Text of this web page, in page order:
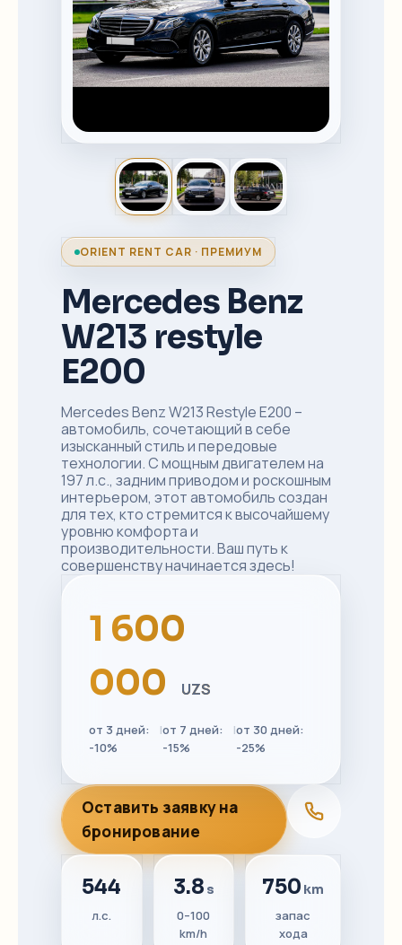
ORIENT RENT CAR · ПРЕМИУМ
Mercedes Benz
W213 restyle
E200
Mercedes Benz W213 RestyleE200 –
автомобиль, сочетающий в себе
изысканный стиль и передовые
технологии. С мощным двигателем на
197 л.с., задним приводом и роскошным
интерьером, этот автомобиль создан
для тех, кто стремится к высочайшему
уровню комфорта и
производительности. Ваш путь к
совершенству начинается здесь!
1 600
000
UZS
от 3 дней:
-10%
|от 7 дней:
-15%
|от 30 дней:
-25%
Оставить заявку на
бронирование
544
л.с.
3.8 s
0–100
km/h
750 km
запас
хода